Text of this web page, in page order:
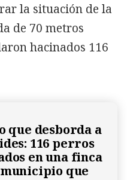
la situación de la
de 70 metros
hacinados 116
que desborda a
116 perros
en una finca
que